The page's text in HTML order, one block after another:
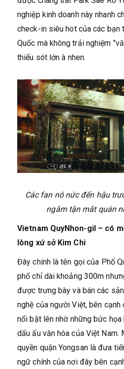
nghiệp kinh doanh này nhanh
check-in siêu hot của các bạn
Quốc mà không trải nghiệm
thiếu sót lớn à nhen.
Các fan nô nức đến hậu
ngắm tận mắt quán
Vietnam QuyNhon-gil – có
lòng xứ sở Kim Chi
Đây chính là tên gọi của Phố
phố chỉ dài khoảng 300m
được trưng bày và bán các
nghệ của người Việt, bên
nổi bật lên nhờ những bức
dấu ấu văn hóa của Việt Nam.
quyền quận Yongsan là đưa
ngữ chính của nơi đây bên